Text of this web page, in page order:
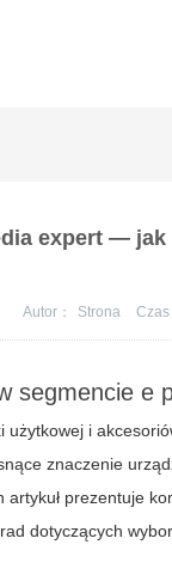
expert —
Autor： Strona Czas
segmenciee
i
znaczenie
artykuł prezentuje
dotyczących